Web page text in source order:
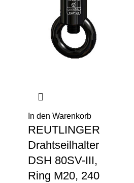
In den Warenkorb
REUTLINGER
Drahtseilhalter
DSH 80SV-III,
Ring M20, 240